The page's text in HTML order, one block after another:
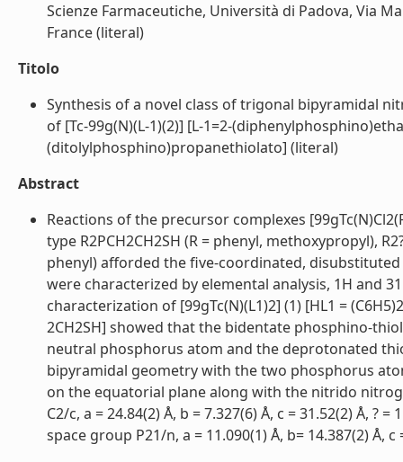
Scienze Farmaceutiche, Università di Padova, Via
France (literal)
Titolo
Synthesis of a novel class of trigonal bipyramidal
of [Tc-99g(N)(L-1)(2)] [L-1=2-
(ditolylphosphino)propanethiolato] (literal)
Abstract
Reactions of the precursor complexes
type R2PCH2CH2SH (R = phenyl, methoxypropyl),
phenyl) afforded the five-coordinated,
were characterized by elemental analysis, 1H and
characterization of [99gTc(N)(L1)2] (1) [HL1 =
2CH2SH] showed that the bidentate phosphino-
neutral phosphorus atom and the deprotonated
bipyramidal geometry with the two phosphorus
on the equatorial plane along with the nitrido
C2/c, a = 24.84(2) Å, b = 7.327(6) Å, c = 31.52(2) Å,
space group P21/n, a = 11.090(1) Å, b= 14.387(2) Å, c